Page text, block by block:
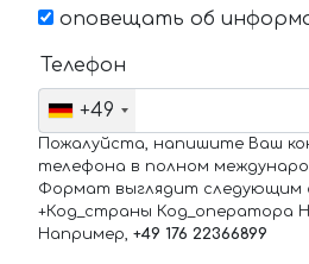
оповещать об
Телефон
+49
Пожалуйста, напишите Ваш
телефона в полном
Формат выглядит следующим
+Код_страны Код_оператора
Например, +49 176 22366899